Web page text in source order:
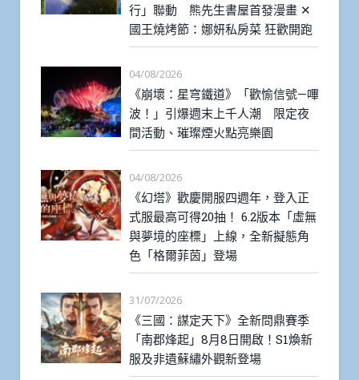
行」聯動 熊先生書屋首發漫畫 ✕
國王燒烤節：娜妍私房菜 狂歡開跑
04/08/2026
《崩壞：星穹鐵道》「歡愉信號—嗶
波！」引爆週末上千人潮 限定夜
間活動、璀璨煙火點亮樂園
04/08/2026
《幻塔》歡慶開服四週年，登入正
式服最高可得20抽！ 6.2版本「虛無
與夢境的座標」上線，全新擬態角
色「格爾菲茵」登場
31/07/2026
《三國：謀定天下》全新問鼎賽季
「南郡烽起」8月8日開啟！S1煥新
服及非遺蘇繡外觀新登場